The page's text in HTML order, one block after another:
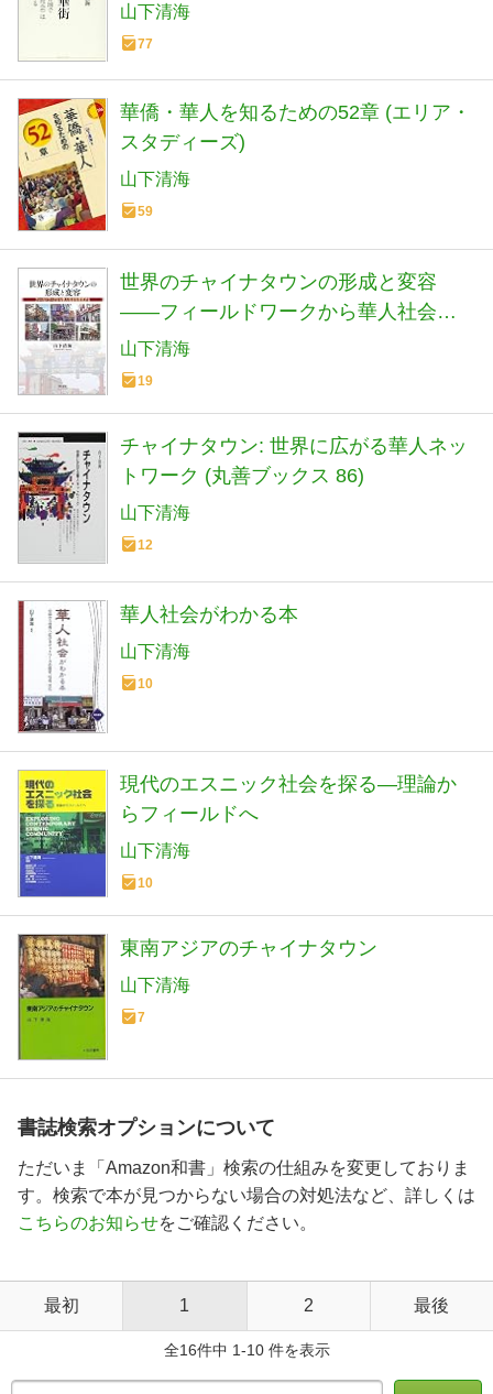
山下清海
77
華僑・華人を知るための52章 (エリア・
スタディーズ)
山下清海
59
世界のチャイナタウンの形成と変容
――フィールドワークから華人社会を
探究する
山下清海
19
チャイナタウン: 世界に広がる華人ネッ
トワーク (丸善ブックス 86)
山下清海
12
華人社会がわかる本
山下清海
10
現代のエスニック社会を探る―理論か
らフィールドへ
山下清海
10
東南アジアのチャイナタウン
山下清海
7
書誌検索オプションについて
ただいま「Amazon和書」検索の仕組みを変更しておりま
す。検索で本が見つからない場合の対処法など、詳しくは
こちらのお知らせをご確認ください。
最初 1 2 最後
全16件中 1-10 件を表示